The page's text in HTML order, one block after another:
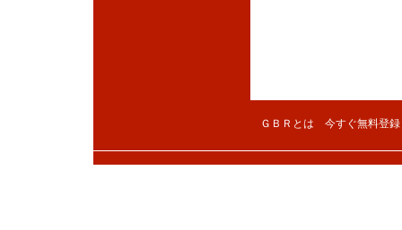
ＧＢＲとは 今すぐ無料登録